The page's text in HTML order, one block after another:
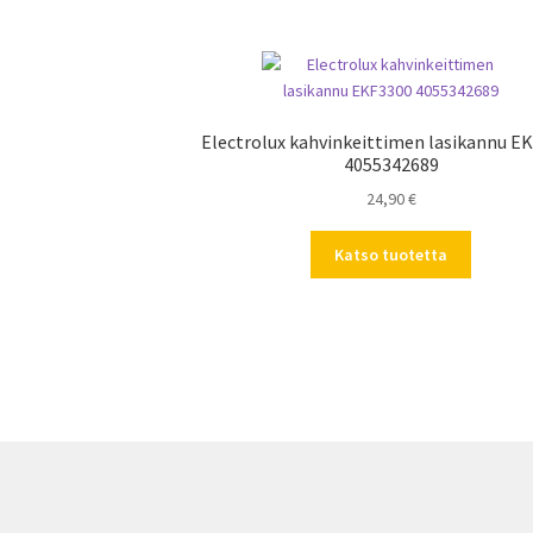
Electrolux kahvinkeittimen lasikannu
4055342689
24,90€
Katso tuotetta